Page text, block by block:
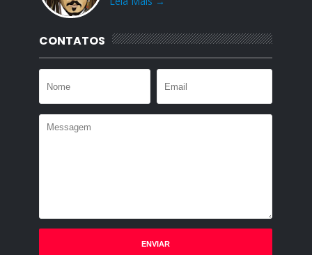
CONTATOS